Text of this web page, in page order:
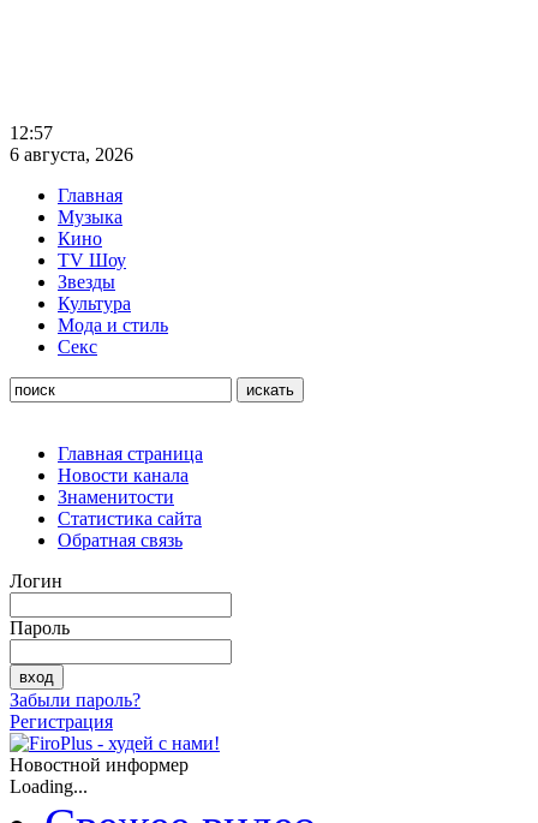
12:57
6 августа, 2026
Главная
Музыка
Кино
TV Шоу
Звезды
Культура
Мода и стиль
Секс
Главная страница
Новости канала
Знаменитости
Статистика сайта
Обратная связь
Логин
Пароль
Забыли пароль?
Регистрация
Новостной информер
Loading...